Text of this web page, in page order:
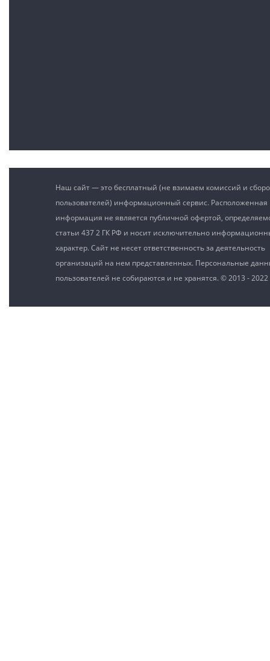
Наш сайт — это бесплатный (не взимаем комиссий и
пользователей) информационный сервис.
информация не является публичной офертой,
статьи 437 2 ГК РФ и носит исключительно
характер. Сайт не несет ответственность за деятельность
организаций на нем представленных. Персональные
пользователей не собираются и не хранятся. © 2013 - 2022